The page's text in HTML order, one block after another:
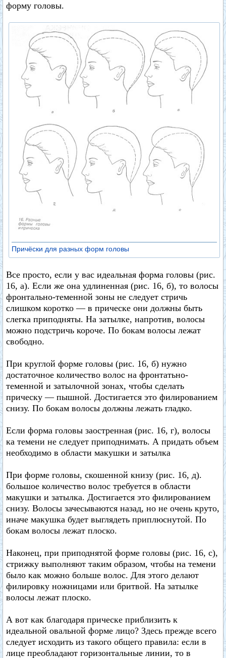
форму головы.
Причёски для разных форм головы
Все просто, если у вас идеальная форма головы (рис.
16, а). Если же она удлиненная (рис. 16, б), то волосы
фронтально-теменной зоны не следует стричь
слишком коротко — в прическе они должны быть
слегка приподняты. На затылке, напротив, волосы
можно подстричь короче. По бокам волосы лежат
свободно.
При круглой форме головы (рис. 16, б) нужно
достаточное количество волос на фронтатьно-
теменной и затылочной зонах, чтобы сделать
прическу — пышной. Достигается это филированием
снизу. По бокам волосы должны лежать гладко.
Если форма головы заостренная (рис. 16, г), волосы
ка темени не следует приподнимать. А придать объем
необходимо в области макушки и затылка
При форме головы, скошенной книзу (рис. 16, д).
большое количество волос требуется в области
макушки и затылка. Достигается это филированием
снизу. Волосы зачесываются назад, но не очень круто,
иначе макушка будет выглядеть приплюснутой. По
бокам волосы лежат плоско.
Наконец, при приподнятой форме головы (рис. 16, с),
стрижку выполняют таким образом, чтобы на темени
было как можно больше волос. Для этого делают
филировку ножницами или бритвой. На затылке
волосы лежат плоско.
А вот как благодаря прическе приблизить к
идеальной овальной форме лицо? Здесь прежде всего
следует исходить из такого общего правила: если в
лице преобладают горизонтальные линии, то в